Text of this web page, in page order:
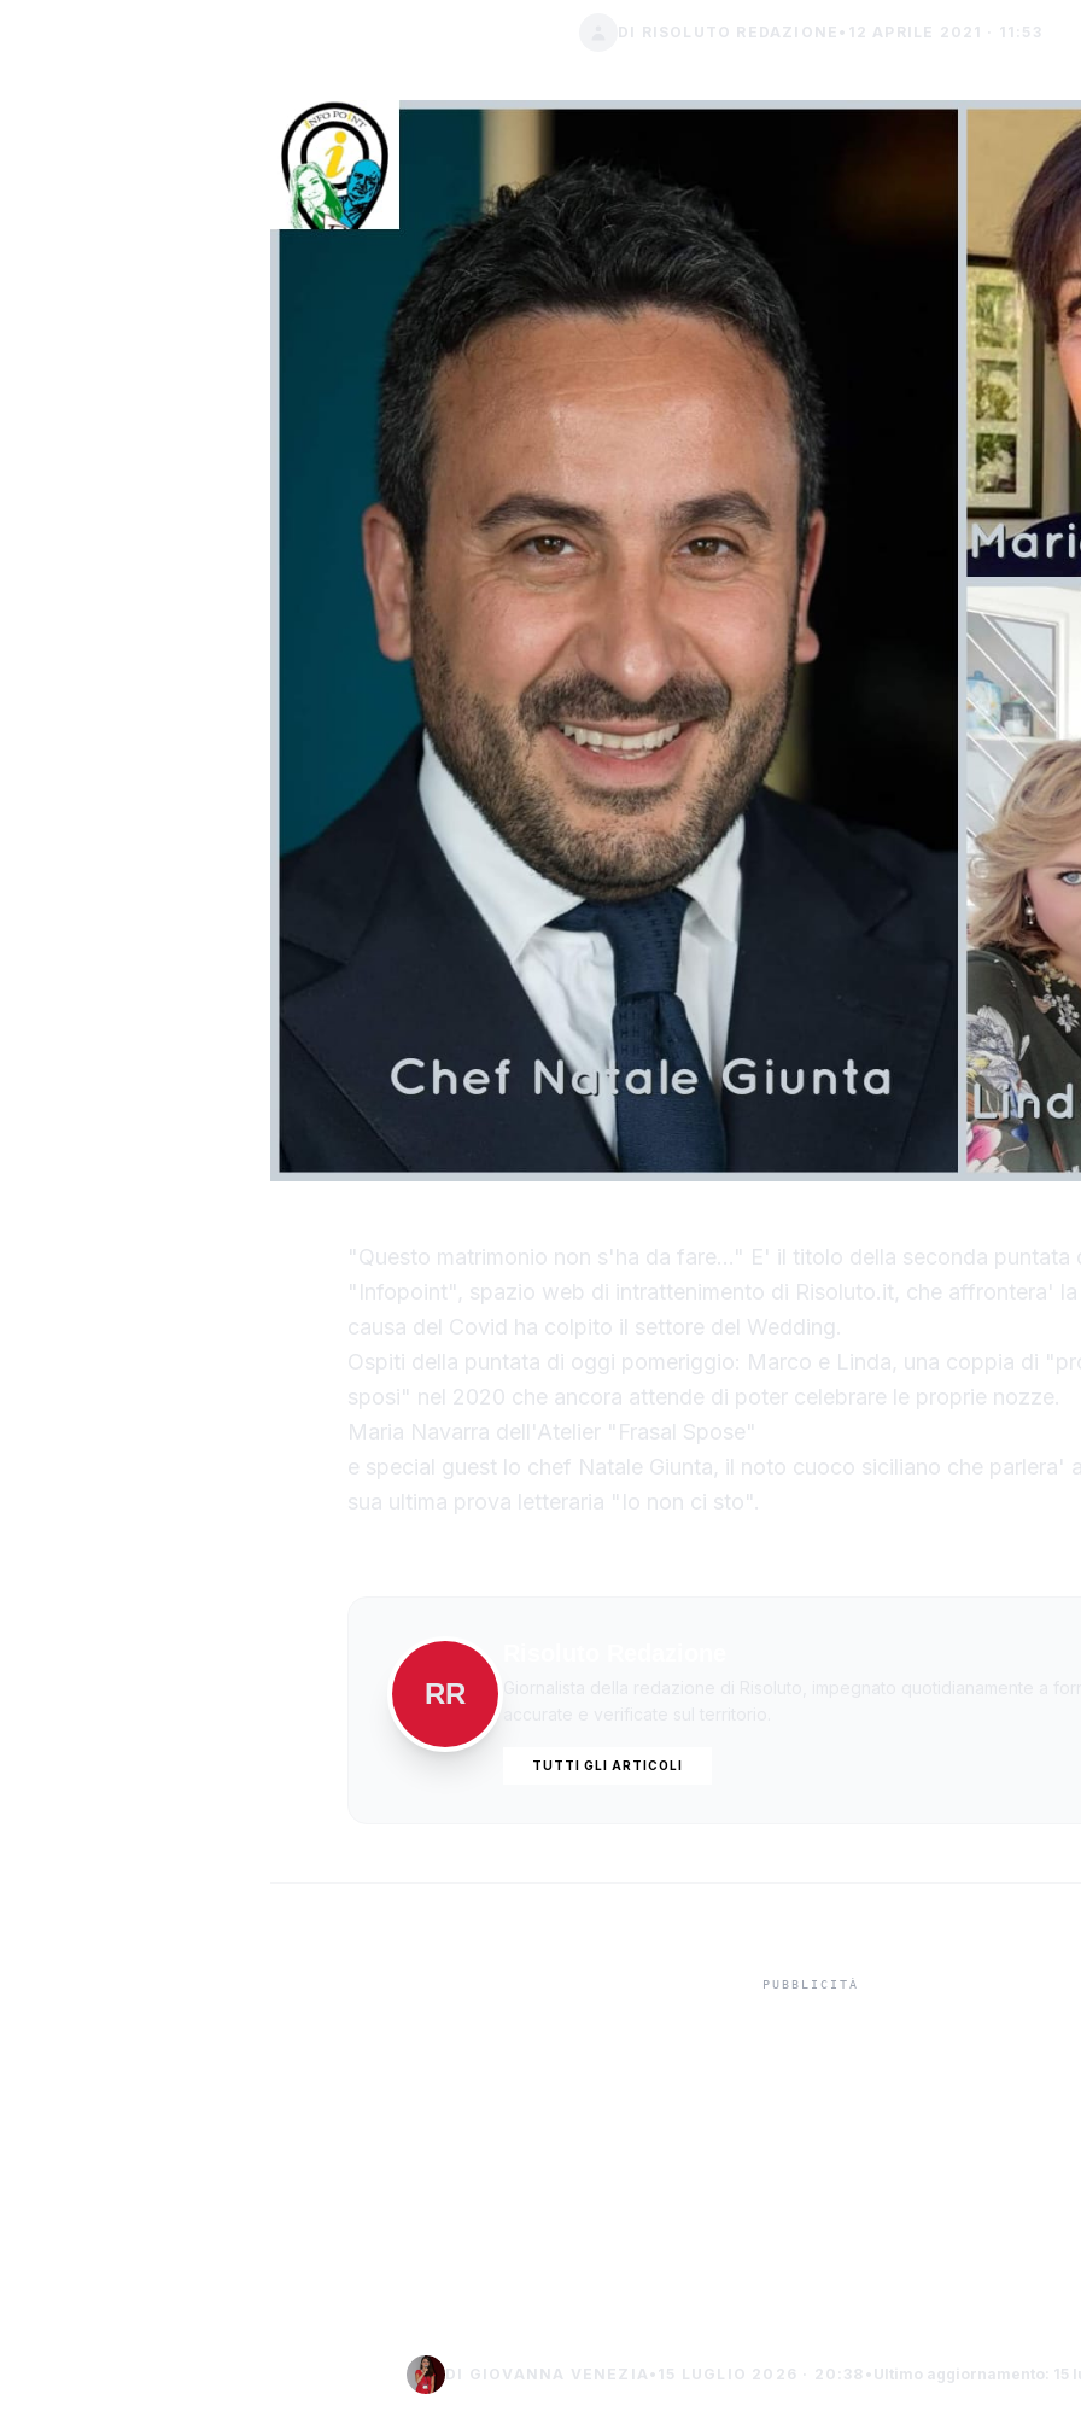
DI RISOLUTO REDAZIONE • 12 APRILE 2021 · 11:53
"Questo matrimonio non s'ha da fare…" E' il titolo della seconda puntata
"Infopoint", spazio web di intrattenimento di Risoluto.it, che affrontera' la
causa del Covid ha colpito il settore del Wedding.
Ospiti della puntata di oggi pomeriggio: Marco e Linda, una coppia di
sposi" nel 2020 che ancora attende di poter celebrare le proprie nozze.
Maria Navarra dell'Atelier "Frasal Spose"
e special guest lo chef Natale Giunta, il noto cuoco siciliano che parlera'
sua ultima prova letteraria "Io non ci sto".
RR
TUTTI GLI ARTICOLI
DI GIOVANNA VENEZIA • 15 LUGLIO 2026 · 20:38 • Ultimo aggiornamento: 15